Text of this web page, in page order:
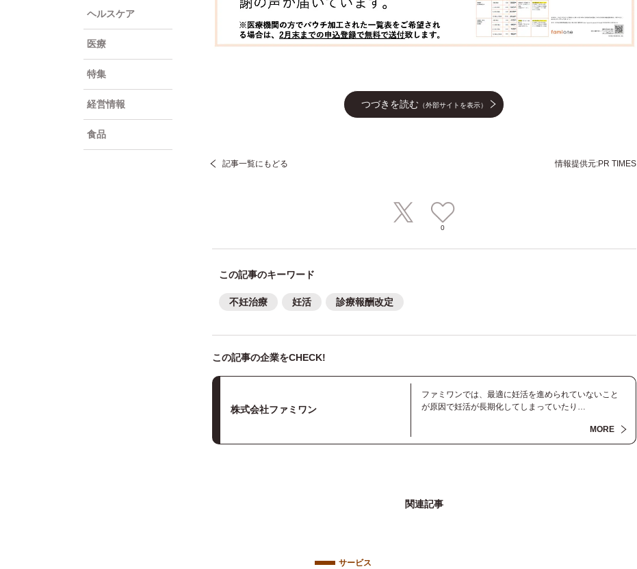
ヘルスケア
医療
特集
経営情報
食品
つづきを読む（外部サイトを表示）
記事一覧にもどる 情報提供元:PR TIMES
0
この記事のキーワード
不妊治療 妊活 診療報酬改定
この記事の企業をCHECK!
株式会社ファミワン
ファミワンでは、最適に妊活を進められていないこと
が原因で妊活が長期化してしまっていたり
またそうならないようにサポートしていきたいという
いきます。
MORE
関連記事
サービス